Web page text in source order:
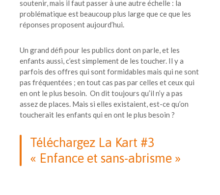
soutenir, mais il faut passer à une autre échelle : la
problématique est beaucoup plus large que ce que les
réponses proposent aujourd’hui.
Un grand défi pour les publics dont on parle, et les
enfants aussi, c’est simplement de les toucher. Il y a
parfois des offres qui sont formidables mais qui ne sont
pas fréquentées ; en tout cas pas par celles et ceux qui
en ont le plus besoin. On dit toujours qu’il n’y a pas
assez de places. Mais si elles existaient, est-ce qu’on
toucherait les enfants qui en ont le plus besoin ?
Téléchargez La Kart #3
« Enfance et sans-abrisme »